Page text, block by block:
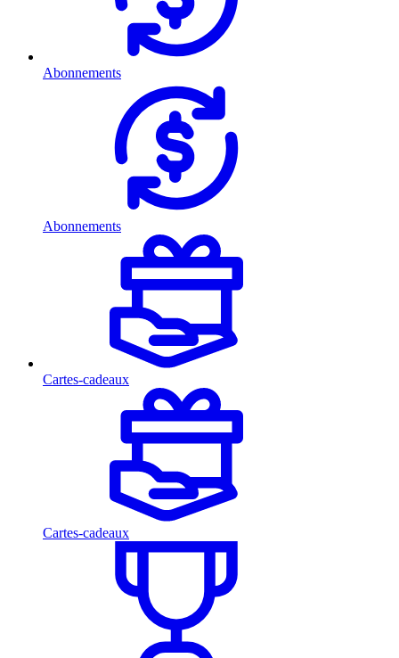
Abonnements
Abonnements
Cartes-cadeaux
Cartes-cadeaux